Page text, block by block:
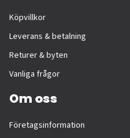
Köpvillkor
Leverans & betalning
Returer & byten
Vanliga frågor
Om oss
Företagsinformation